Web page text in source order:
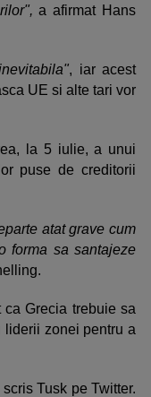
a afirmat Hans
, iar acest
UE si alte tari vor
la 5 iulie, a unui
puse de creditorii
atat grave cum
forma sa santajeze
Grecia trebuie sa
liderii zonei pentru a
scris Tusk pe Twitter.